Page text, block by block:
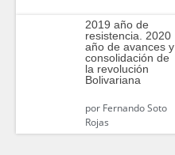
2019 año de
resistencia. 2020
año de avances y
consolidación de
la revolución
Bolivariana
porFernando Soto
Rojas